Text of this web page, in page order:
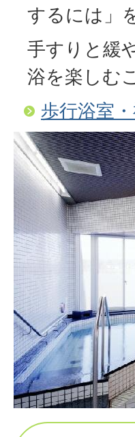
するには」
手すりと緩
浴を楽しむ
歩行浴室